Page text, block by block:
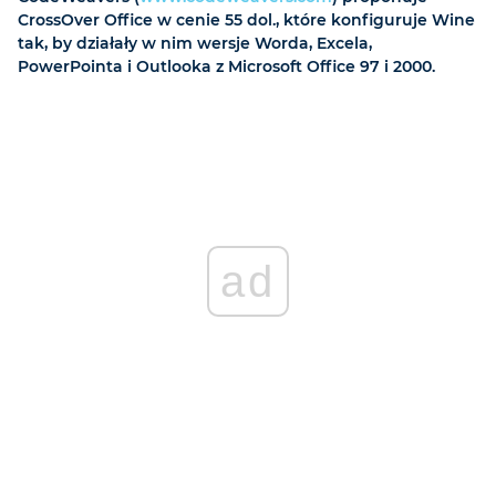
CrossOver Office w cenie 55 dol., które konfiguruje Wine
tak, by działały w nim wersje Worda, Excela,
PowerPointa i Outlooka z Microsoft Office 97 i 2000.
ad